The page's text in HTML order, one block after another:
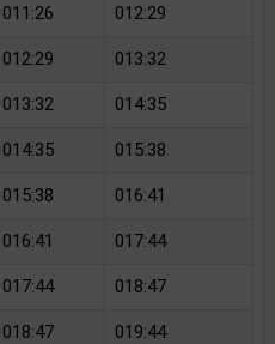
011:26 012:29
012:29 013:32
013:32 014:35
014:35 015:38
015:38 016:41
016:41 017:44
017:44 018:47
018:47 019:44